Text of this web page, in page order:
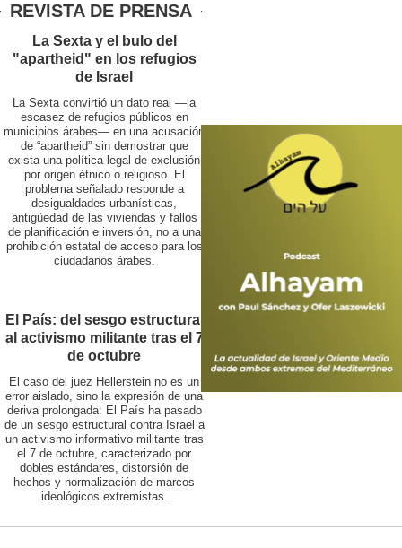
REVISTA DE PRENSA
La Sexta y el bulo del
"apartheid" en los refugios
de Israel
La Sexta convirtió un dato real —la
escasez de refugios públicos en
municipios árabes— en una acusación
de “apartheid” sin demostrar que
exista una política legal de exclusión
por origen étnico o religioso. El
problema señalado responde a
desigualdades urbanísticas,
antigüedad de las viviendas y fallos
de planificación e inversión, no a una
prohibición estatal de acceso para los
ciudadanos árabes.
El País: del sesgo estructural
al activismo militante tras el 7
de octubre
El caso del juez Hellerstein no es un
error aislado, sino la expresión de una
deriva prolongada: El País ha pasado
de un sesgo estructural contra Israel a
un activismo informativo militante tras
el 7 de octubre, caracterizado por
dobles estándares, distorsión de
hechos y normalización de marcos
ideológicos extremistas.